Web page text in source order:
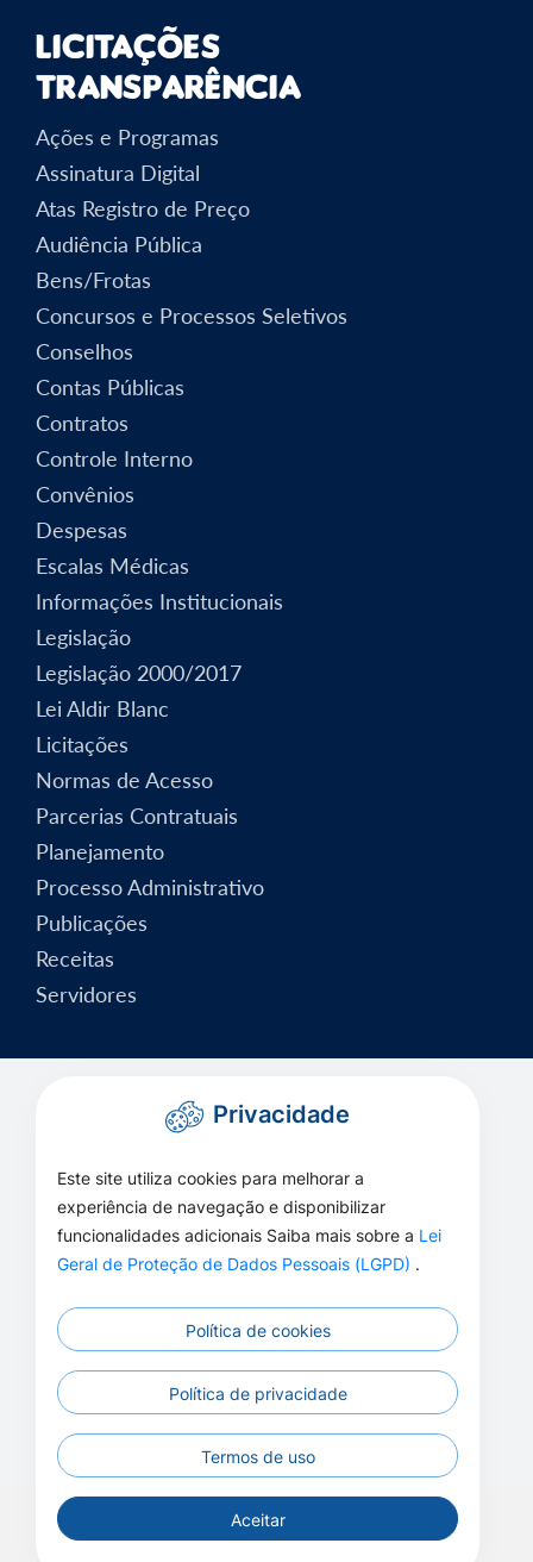
Licitações
Transparência
Ações e Programas
Assinatura Digital
Atas Registro de Preço
Audiência Pública
Bens/Frotas
Concursos e Processos Seletivos
Conselhos
Contas Públicas
Contratos
Controle Interno
Convênios
Despesas
Escalas Médicas
Informações Institucionais
Legislação
Legislação 2000/2017
Lei Aldir Blanc
Licitações
Normas de Acesso
Parcerias Contratuais
Planejamento
Processo Administrativo
Publicações
Receitas
Servidores
Privacidade
Este site utiliza cookies para melhorar a
experiência de navegação e disponibilizar
funcionalidades adicionais Saiba mais sobre a Lei
Geral de Proteção de Dados Pessoais (LGPD) .
Política de cookies
Política de privacidade
Termos de uso
Aceitar